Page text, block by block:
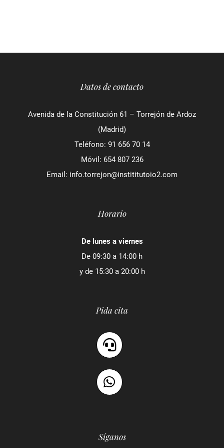
Datos de contacto
Avenida de la Constitución 61 – Torrejón de Ardoz
(Madrid)
Teléfono: 91 656 70 14
Móvil: 654 807 236
Email: info.torrejon@instititutoio2.com
Horario
De lunes a viernes
De 09:30 a 14:00 h
y de 15:30 a 20:00 h
Pida cita
Síganos